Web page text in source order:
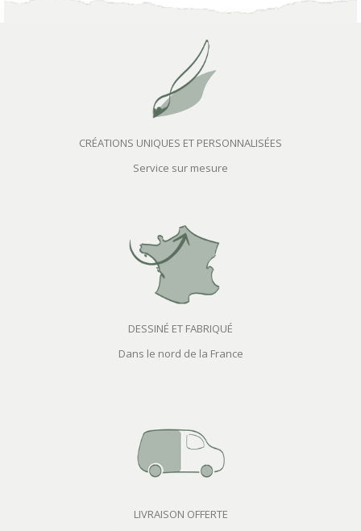
CRÉATIONS UNIQUES ET PERSONNALISÉES
Service sur mesure
DESSINÉ ET FABRIQUÉ
Dans le nord de la France
LIVRAISON OFFERTE